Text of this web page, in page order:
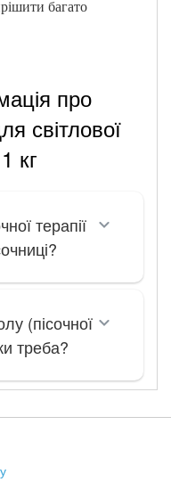
багато
про
світлової
кг
терапії
(пісочної
треба?